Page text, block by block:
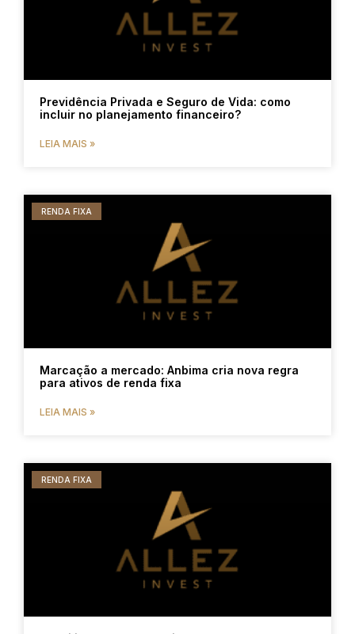
Previdência Privada e Seguro de Vida: como
incluir no planejamento financeiro?
LEIA MAIS »
RENDA FIXA
Marcação a mercado: Anbima cria nova regra
para ativos de renda fixa
LEIA MAIS »
RENDA FIXA